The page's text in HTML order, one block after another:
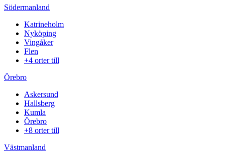
Södermanland
Katrineholm
Nyköping
Vingåker
Flen
+4 orter till
Örebro
Askersund
Hallsberg
Kumla
Örebro
+8 orter till
Västmanland